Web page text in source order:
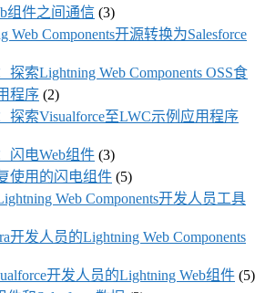
组件之间通信 (3)
Web Components开源转换为Salesforce
探索Lightning Web Components OSS食
程序 (2)
探索Visualforce至LWC示例应用程序
闪电Web组件 (3)
使用的闪电组件 (5)
Web Components开发人员工具
开发人员的Lightning Web Components
开发人员的Lightning Web组件 (5)